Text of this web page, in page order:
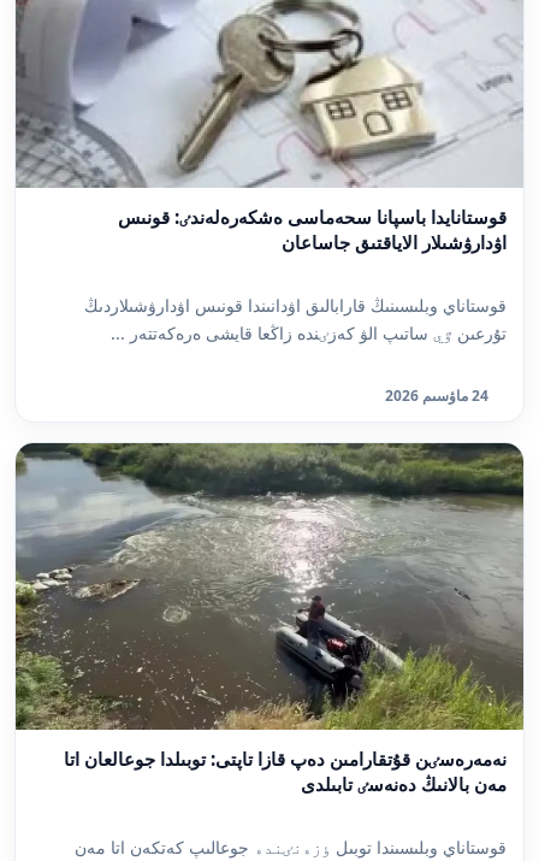
قوستانايدا باسپانا سحەماسى ەشكەرەلەندٸ: قونىس
اۋدارۋشىلار الاياقتىق جاساعان
قوستاناي وبلىسىنىڭ قارابالىق اۋدانىندا قونىس اۋدارۋشىلاردىڭ
تۇرعىن ٷي ساتىپ الۋ كەزٸندە زاڭعا قايشى ەرەكەتتەر ...
24 ماۋسىم 2026
نەمەرەسٸن قۇتقارامىن دەپ قازا تاپتى: توبىلدا جوعالعان اتا
مەن بالانىڭ دەنەسٸ تابىلدى
قوستاناي وبلىسىندا توبىل ٶزەنٸندە جوعالىپ كەتكەن اتا مەن